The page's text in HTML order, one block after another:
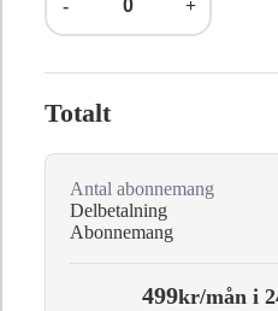
- +
Totalt
Antal abonnemang
Delbetalning
Abonnemang
499kr/mån i